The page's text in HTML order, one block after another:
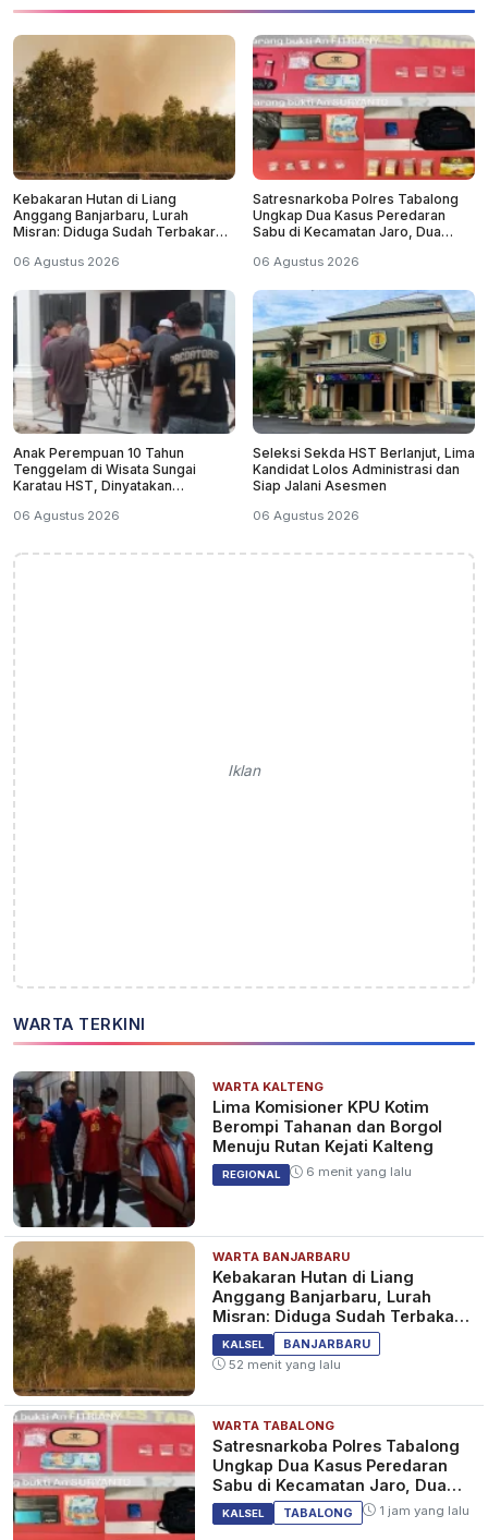
Kebakaran Hutan di Liang
Anggang Banjarbaru, Lurah
Misran: Diduga Sudah Terbakar
06 Agustus 2026
Satresnarkoba Polres Tabalong
Ungkap Dua Kasus Peredaran
Sabu di Kecamatan Jaro, Dua
06 Agustus 2026
Anak Perempuan 10 Tahun
Tenggelam di Wisata Sungai
Karatau HST, Dinyatakan
06 Agustus 2026
Seleksi Sekda HST Berlanjut, Lima
Kandidat Lolos Administrasi dan
Siap Jalani Asesmen
06 Agustus 2026
Iklan
WARTA TERKINI
WARTA KALTENG
Lima Komisioner KPU Kotim
Berompi Tahanan dan Borgol
Menuju Rutan Kejati Kalteng
REGIONAL 6 menit yang lalu
WARTA BANJARBARU
Kebakaran Hutan di Liang
Anggang Banjarbaru, Lurah
Misran: Diduga Sudah Terbakar
Sejak Tadi Malam
KALSEL
BANJARBARU
52 menit yang lalu
WARTA TABALONG
Satresnarkoba Polres Tabalong
Ungkap Dua Kasus Peredaran
Sabu di Kecamatan Jaro, Dua
Pelaku Diamankan
KALSEL TABALONG 1 jam yang lalu